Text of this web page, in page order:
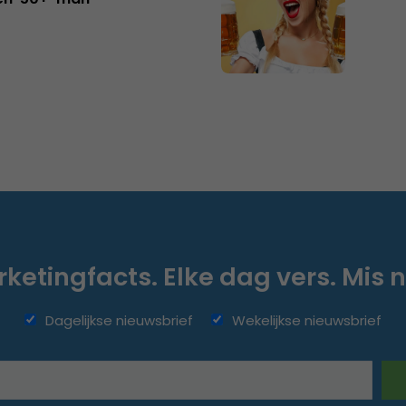
Elke dag vers. Mis
Dagelijkse nieuwsbrief Wekelijkse nieuwsbrief